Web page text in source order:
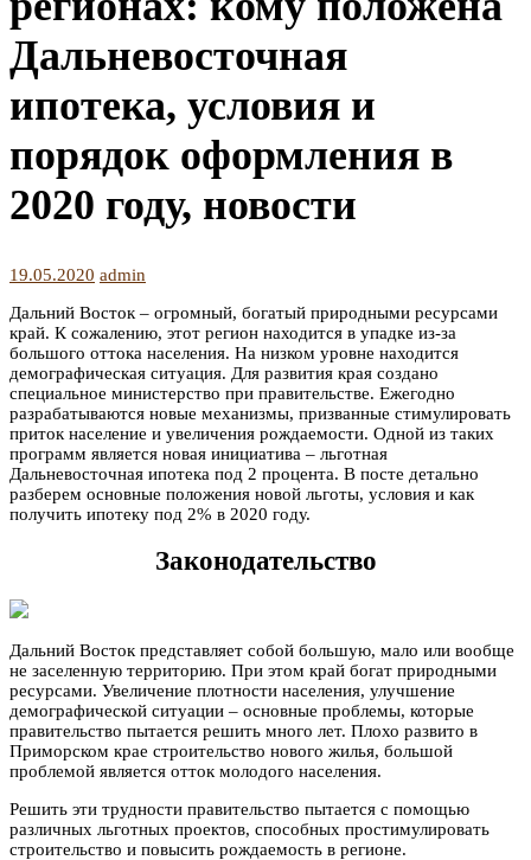
Дальневосточная
ипотека, условия и
порядок оформления в
2020 году, новости
19.05.2020 admin
Дальний Восток – огромный, богатый природными ресурсами
край. К сожалению, этот регион находится в упадке из-за
большого оттока населения. На низком уровне находится
демографическая ситуация. Для развития края создано
специальное министерство при правительстве. Ежегодно
разрабатываются новые механизмы, призванные стимулировать
приток население и увеличения рождаемости. Одной из таких
программ является новая инициатива – льготная
Дальневосточная ипотека под 2 процента. В посте детально
разберем основные положения новой льготы, условия и как
получить ипотеку под 2% в 2020 году.
Законодательство
Дальний Восток представляет собой большую, мало или вообще
не заселенную территорию. При этом край богат природными
ресурсами. Увеличение плотности населения, улучшение
демографической ситуации – основные проблемы, которые
правительство пытается решить много лет. Плохо развито в
Приморском крае строительство нового жилья, большой
проблемой является отток молодого населения.
Решить эти трудности правительство пытается с помощью
различных льготных проектов, способных простимулировать
строительство и повысить рождаемость в регионе.